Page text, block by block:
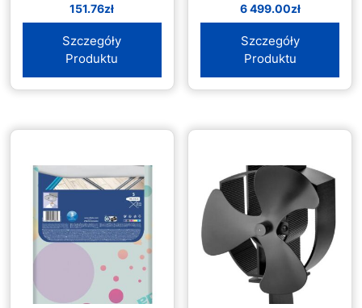
151.76zł
Szczegóły
Produktu
6 499.00zł
Szczegóły
Produktu